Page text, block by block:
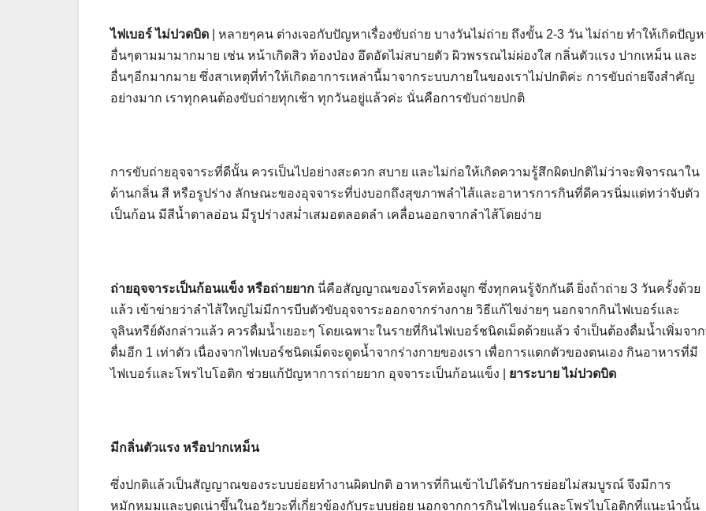
ไฟเบอร์ ไม่ปวดบิด | หลายๆคน ต่างเจอกับปัญหาเรื่องขับถ่าย บางวันไม่ถ่าย ถึงขั้น 2-3 วัน ไม่ถ่าย ทำให้เกิดปัญ
อื่นๆตามมามากมาย เช่น หน้าเกิดสิว ท้องป่อง อึดอัดไม่สบายตัว ผิวพรรณไม่ผ่องใส กลิ่นตัวแรง ปากเหม็น และ
อื่นๆอีกมากมาย ซึ่งสาเหตุที่ทำให้เกิดอาการเหล่านี้มาจากระบบภายในของเราไม่ปกติค่ะ การขับถ่ายจึงสำคัญ
อย่างมาก เราทุกคนต้องขับถ่ายทุกเช้า ทุกวันอยู่แล้วค่ะ นั่นคือการขับถ่ายปกติ
การขับถ่ายอุจจาระที่ดีนั้น ควรเป็นไปอย่างสะดวก สบาย และไม่ก่อให้เกิดความรู้สึกผิดปกติไม่ว่าจะพิจารณาใน
ด้านกลิ่น สี หรือรูปร่าง ลักษณะของอุจจาระที่บ่งบอกถึงสุขภาพลำไส้และอาหารการกินที่ดีควรนิ่มแต่ทว่าจับตัว
เป็นก้อน มีสีน้ำตาลอ่อน มีรูปร่างสม่ำเสมอตลอดลำ เคลื่อนออกจากลำไส้โดยง่าย
ถ่ายอุจจาระเป็นก้อนแข็ง หรือถ่ายยาก นี่คือสัญญาณของโรคท้องผูก ซึ่งทุกคนรู้จักกันดี ยิ่งถ้าถ่าย 3 วันครั้งด้วย
แล้ว เข้าข่ายว่าลำไส้ใหญ่ไม่มีการบีบตัวขับอุจจาระออกจากร่างกาย วิธีแก้ไขง่ายๆ นอกจากกินไฟเบอร์และ
จุลินทรีย์ดังกล่าวแล้ว ควรดื่มน้ำเยอะๆ โดยเฉพาะในรายที่กินไฟเบอร์ชนิดเม็ดด้วยแล้ว จำเป็นต้องดื่มน้ำเพิ่มจา
ดื่มอีก 1 เท่าตัว เนื่องจากไฟเบอร์ชนิดเม็ดจะดูดน้ำจากร่างกายของเรา เพื่อการแตกตัวของตนเอง กินอาหารที่มี
ไฟเบอร์และโพรไบโอติก ช่วยแก้ปัญหาการถ่ายยาก อุจจาระเป็นก้อนแข็ง | ยาระบาย ไม่ปวดบิด
มีกลิ่นตัวแรง หรือปากเหม็น
ซึ่งปกติแล้วเป็นสัญญาณของระบบย่อยทำงานผิดปกติ อาหารที่กินเข้าไปได้รับการย่อยไม่สมบูรณ์ จึงมีการ
หมักหมมและบูดเน่าขึ้นในอวัยวะที่เกี่ยวข้องกับระบบย่อย นอกจากการกินไฟเบอร์และโพรไบโอติกที่แนะนำนั้น